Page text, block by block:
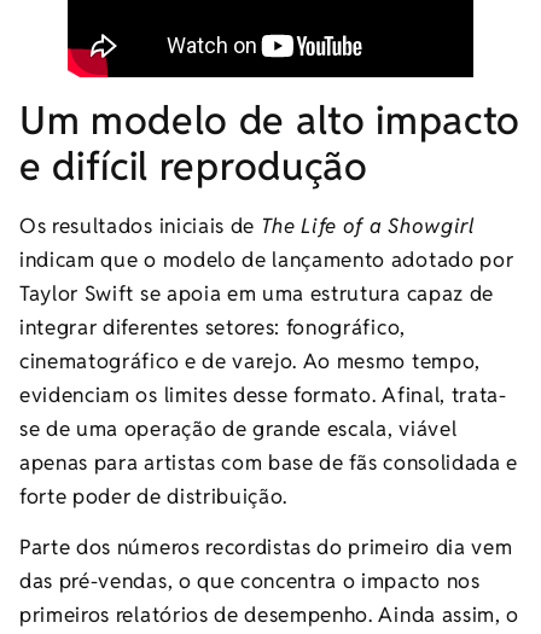
Um modelo de alto impacto
e difícil reprodução
Os resultados iniciais de The Life of a Showgirl
indicam que o modelo de lançamento adotado por
Taylor Swift se apoia em uma estrutura capaz de
integrar diferentes setores: fonográfico,
cinematográfico e de varejo. Ao mesmo tempo,
evidenciam os limites desse formato. Afinal, trata-
se de uma operação de grande escala, viável
apenas para artistas com base de fãs consolidada e
forte poder de distribuição.
Parte dos números recordistas do primeiro dia vem
das pré-vendas, o que concentra o impacto nos
primeiros relatórios de desempenho. Ainda assim, o